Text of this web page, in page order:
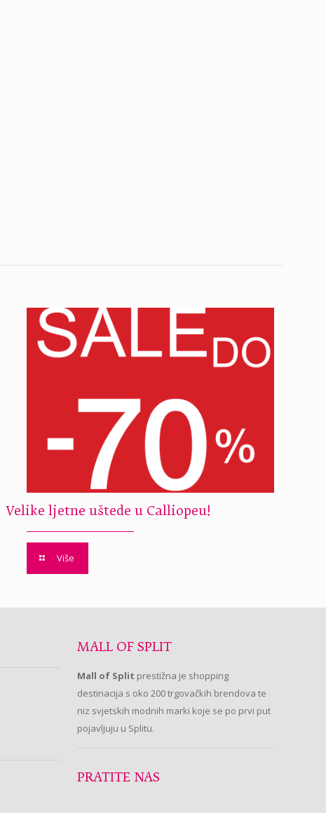
Velike ljetne uštede u Calliopeu!
Više
MALL OF SPLIT
Mall of Split prestižna je shopping
destinacija s oko 200 trgovačkih brendova te
niz svjetskih modnih marki koje se po prvi put
pojavljuju u Splitu.
PRATITE NAS